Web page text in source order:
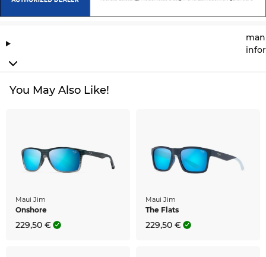
You May Also Like!
Maui Jim
Onshore
229,50 €
Maui Jim
The Flats
229,50 €